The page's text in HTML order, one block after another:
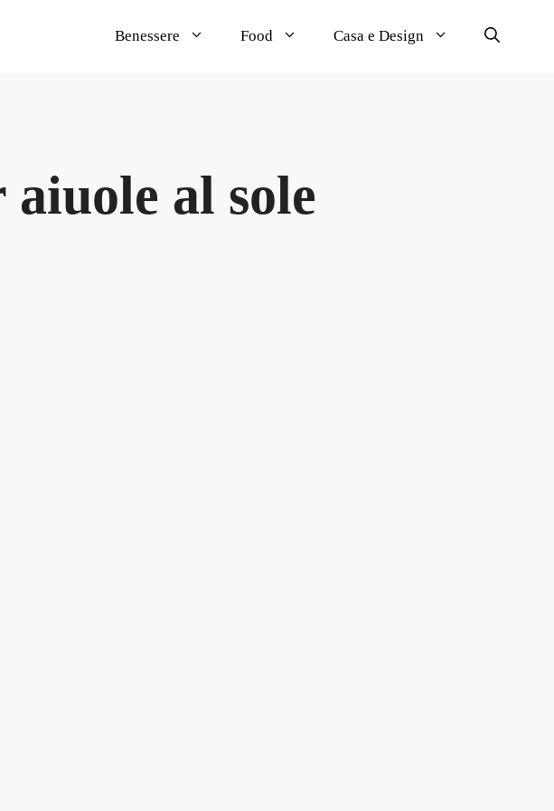
Benessere Food Casa e Design
al sole